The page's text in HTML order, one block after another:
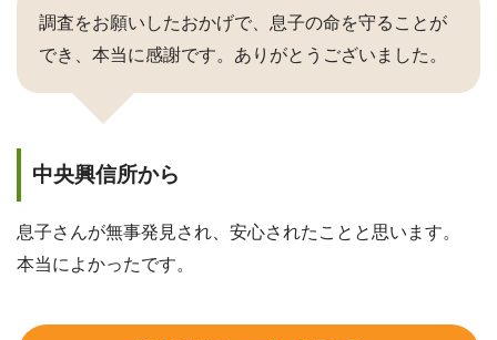
調査をお願いしたおかげで、息子の命を守ることが
でき、本当に感謝です。ありがとうございました。
中央興信所から
息子さんが無事発見され、安心されたことと思います。
本当によかったです。